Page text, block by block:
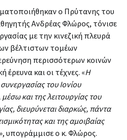
ο Πρύτανης του
Ανδρέας Φλώρος, τόνισε
με την κινεζική πλευρά
βέλτιστων τομέων
περισσότερων κοινών
και οι τέχνες. «Η
του Ιονίου
και της λειτουργίας του
διευρύνεται διαρκώς, πάντα
και της αμοιβαίας
υπογράμμισε ο κ. Φλώρος.